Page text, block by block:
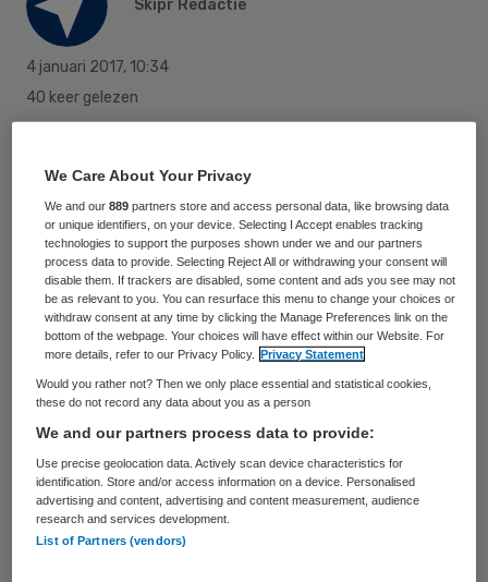
Skipr Redactie
4 januari 2017, 10:34
40 keer gelezen
Dusseljee vervulde deze functie al ad
interim.
Johan Dusseljee (1971) startte zijn carrière
als registeraccountant bij KPMG. Daarna
heeft hij de overstap gemaakt naar de zorg
waar hij diverse managementfuncties heeft
bekleed.
In zijn laatste functie werkte hij als
directeur financiën & bedrijfsvoering voor
We Care About Your Privacy
We and our889 partners store and access personal data, like browsing data
or unique identifiers, on your device. Selecting I Accept enables tracking
technologies to support the purposes shown under we and our partners
process data to provide. Selecting Reject All or withdrawing your consent will
disable them. If trackers are disabled, some content and ads you see may not
be as relevant to you. You can resurface this menu to change your choices or
withdraw consent at any time by clicking the Manage Preferences link on the
bottom of the webpage. Your choices will have effect within our Website. For
more details, refer to our Privacy Policy.
Privacy Statement
Would you rather not? Then we only place essential and statistical cookies,
these do not record any data about you as a person
We and our partners process data to provide:
Use precise geolocation data. Actively scan device characteristics for
identification. Store and/or access information on a device. Personalised
advertising and content, advertising and content measurement, audience
research and services development.
List of Partners (vendors)